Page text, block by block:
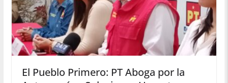
El Pueblo Primero: PT Aboga por la